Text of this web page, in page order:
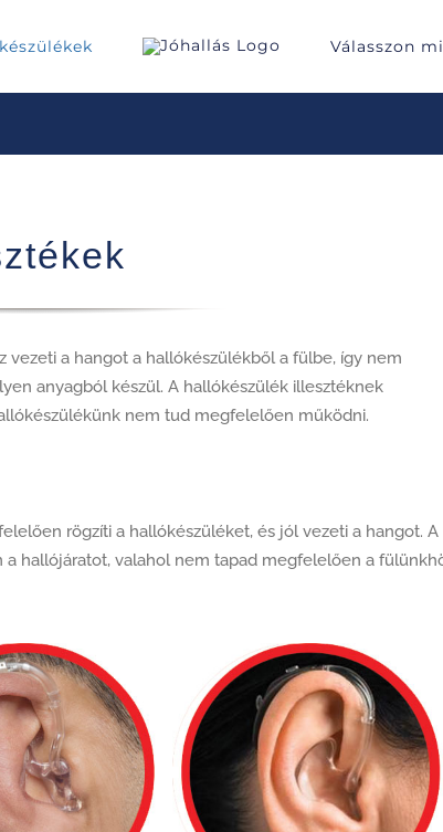
Válasszon
vezeti a hangot a hallókészülékből a fülbe, így nem
anyagból készül. A hallókészülék illesztéknek
nem tud megfelelően működni.
rögzíti a hallókészüléket, és jól vezeti a hangot. A
hallójáratot, valahol nem tapad megfelelően a